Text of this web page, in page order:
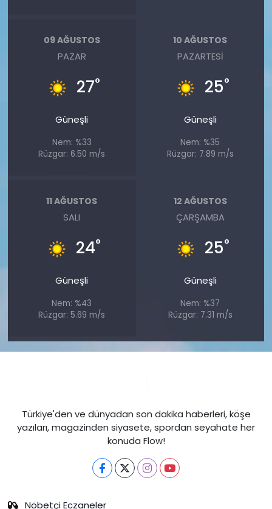
09 AĞUSTOS
PAZAR
27°
Güneşli
Nem: %33
Rüzgar: 6.50 m/s
10 AĞUSTOS
PAZARTESI
25°
Güneşli
Nem: %35
Rüzgar: 7.89 m/s
11 AĞUSTOS
SALI
24°
Güneşli
Nem: %43
Rüzgar: 5.69 m/s
12 AĞUSTOS
ÇARŞAMBA
25°
Güneşli
Nem: %37
Rüzgar: 7.31 m/s
Türkiye'den ve dünyadan son dakika haberleri, köşe
yazıları, magazinden siyasete, spordan seyahate her
konuda Flow!
Nöbetçi Eczaneler